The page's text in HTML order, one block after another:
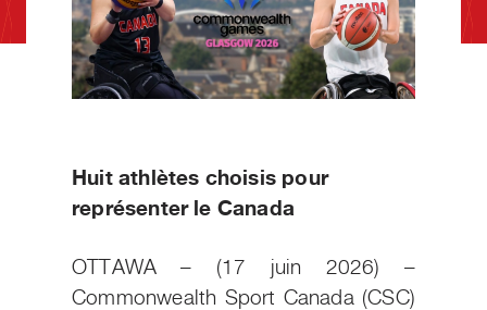
Huit athlètes choisis pour
représenter le Canada
OTTAWA – (17 juin 2026) –
Commonwealth Sport Canada (CSC)